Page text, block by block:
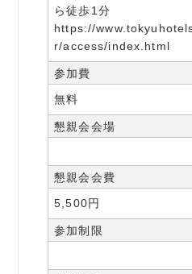
ら徒歩1分
https://
r/access/index.html
参加費
無料
懇親会会場
懇親会会費
5,500円
参加制限